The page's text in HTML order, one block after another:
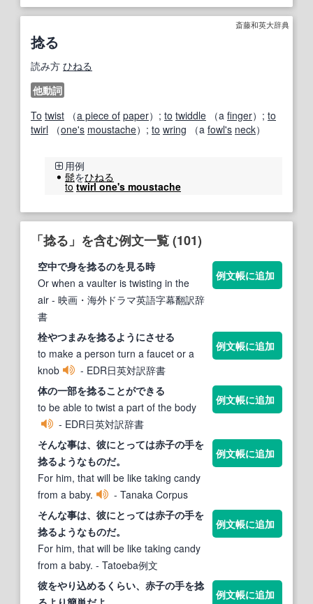
斎藤和英大辞典
捻る
読み方 ひねる
他動詞
To twist （a piece of paper）; to twiddle （a finger）; to
twirl （one's moustache）; to wring （a fowl's neck）
用例
髭をひねる
to twirl one's moustache
「捻る」を含む例文一覧 (101)
空中で身を捻るのを見る時
Or when a vaulter is twisting in the
air - 映画・海外ドラマ英語字幕翻訳辞
書
例文帳に追加
栓やつまみを捻るようにさせる
to make a person turn a faucet or a
knob
- EDR日英対訳辞書
例文帳に追加
体の一部を捻ることができる
to be able to twist a part of the body
- EDR日英対訳辞書
例文帳に追加
そんな事は、彼にとっては赤子の手を
捻るようなものだ。
For him, that will be like taking candy
from a baby.
- Tanaka Corpus
例文帳に追加
そんな事は、彼にとっては赤子の手を
捻るようなものだ。
For him, that will be like taking candy
from a baby. - Tatoeba例文
例文帳に追加
彼をやり込めるくらい、赤子の手を捻
例文帳に追加